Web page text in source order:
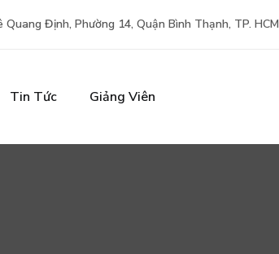
Quang Định, Phường 14, Quận Bình Thạnh, TP. HCM
Tin Tức Giảng Viên